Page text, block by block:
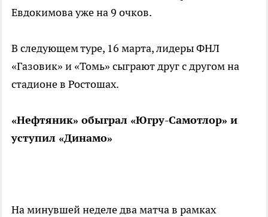
Евдокимова уже на 9 очков.
В следующем туре, 16 марта, лидеры ФНЛ
«Газовик» и «Томь» сыграют друг с другом на
стадионе в Ростошах.
«Нефтяник» обыграл «Югру-Самотлор» и
уступил «Динамо»
На минувшей неделе два матча в рамках